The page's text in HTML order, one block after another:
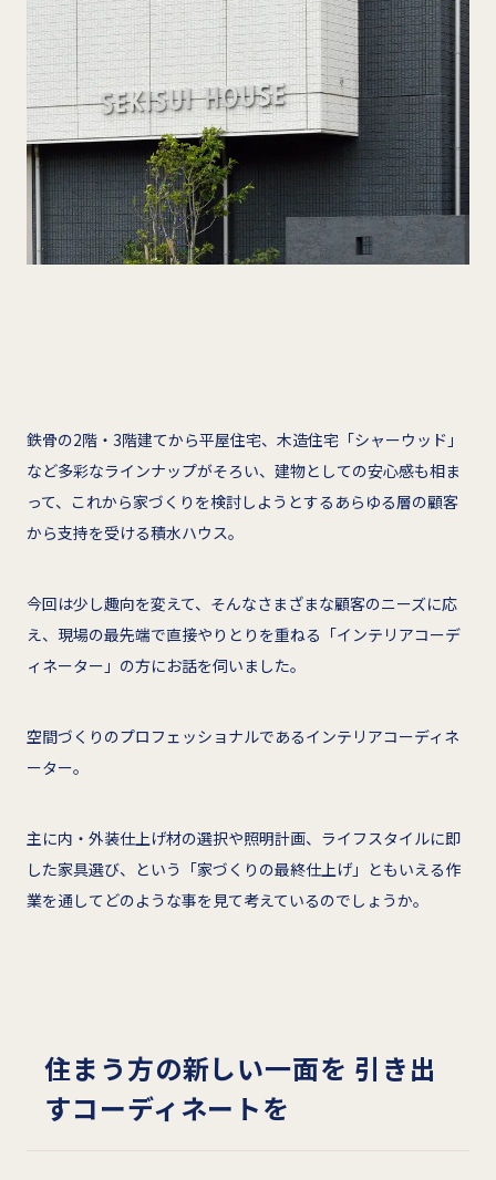
鉄骨の2階・3階建てから平屋住宅、木造住宅「シャーウッド」
など多彩なラインナップがそろい、建物としての安心感も相ま
って、これから家づくりを検討しようとするあらゆる層の顧客
から支持を受ける積水ハウス。
今回は少し趣向を変えて、そんなさまざまな顧客のニーズに応
え、現場の最先端で直接やりとりを重ねる「インテリアコーデ
ィネーター」の方にお話を伺いました。
空間づくりのプロフェッショナルであるインテリアコーディネ
ーター。
主に内・外装仕上げ材の選択や照明計画、ライフスタイルに即
した家具選び、という「家づくりの最終仕上げ」ともいえる作
業を通してどのような事を見て考えているのでしょうか。
住まう方の新しい一面を 引き出
すコーディネートを